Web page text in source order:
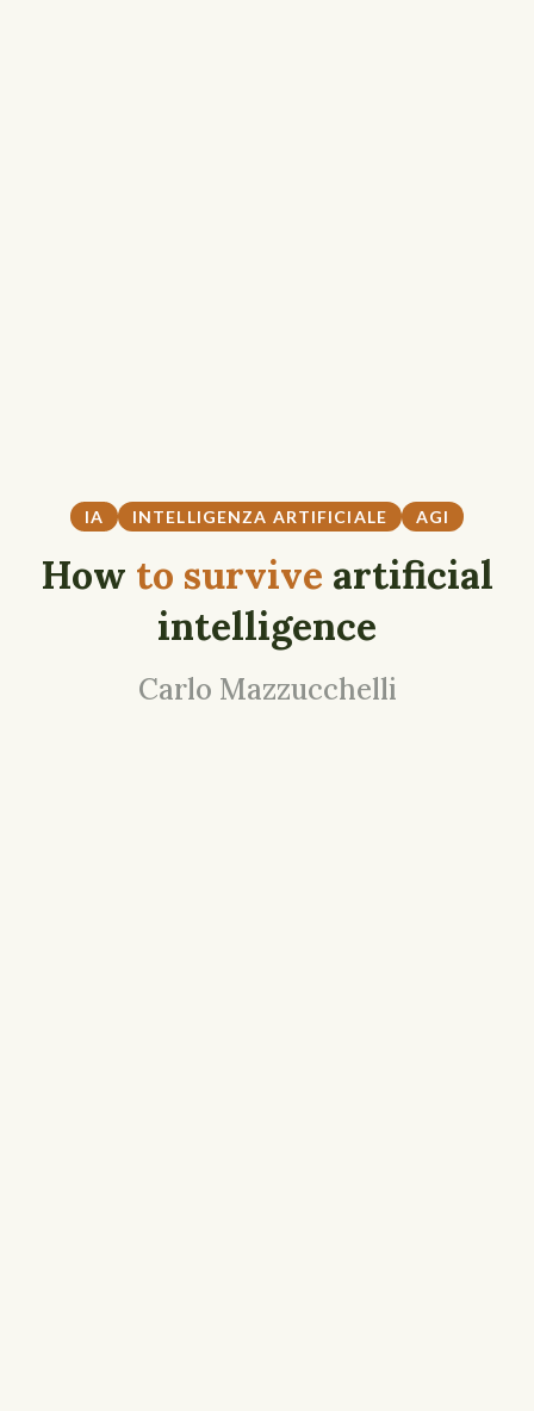
IA INTELLIGENZA ARTIFICIALE AGI
How to survive artificial
intelligence
Carlo Mazzucchelli